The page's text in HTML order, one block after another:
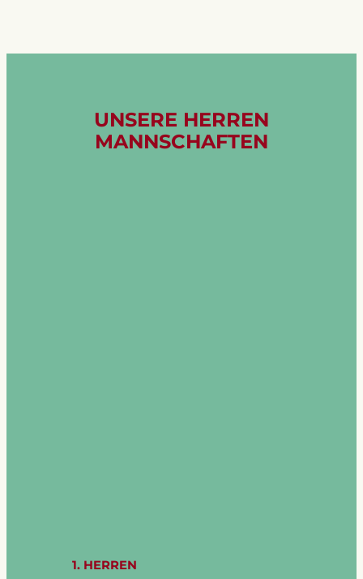
UNSERE HERREN
MANNSCHAFTEN
1. HERREN